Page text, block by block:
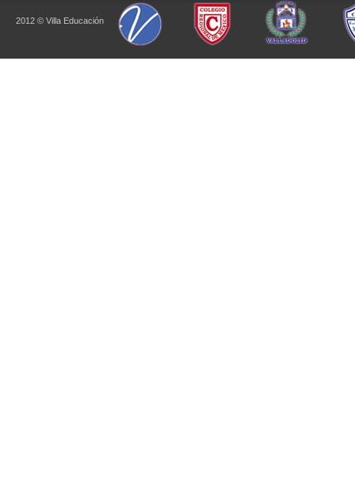
2012 © Villa Educación